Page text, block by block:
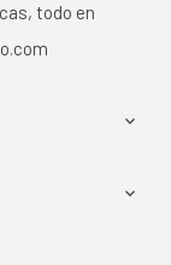
todo en

